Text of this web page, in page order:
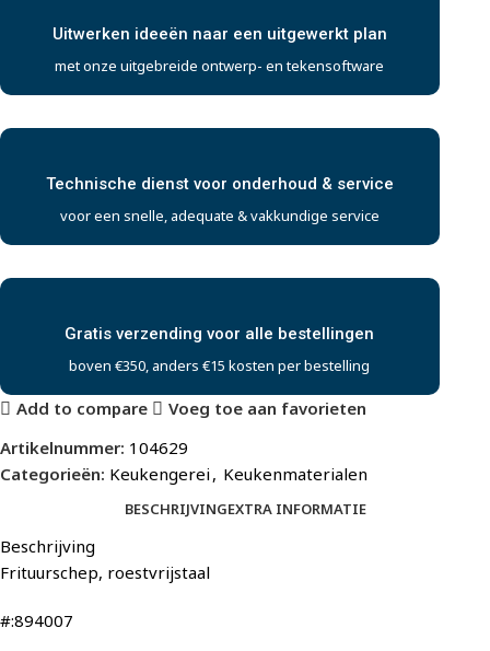
Uitwerken ideeën naar een uitgewerkt plan
met onze uitgebreide ontwerp- en tekensoftware
Technische dienst voor onderhoud & service
voor een snelle, adequate & vakkundige service
Gratis verzending voor alle bestellingen
boven €350, anders €15 kosten per bestelling
Add to compare
Voeg toe aan favorieten
Artikelnummer: 104629
Categorieën: Keukengerei, Keukenmaterialen
BESCHRIJVINGEXTRA INFORMATIE
Beschrijving
Frituurschep, roestvrijstaal
#:894007